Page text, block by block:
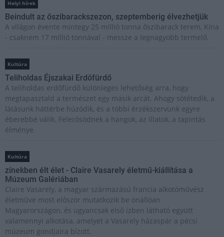
Helyi hírek
Beindult az őszibarackszezon, szeptemberig élvezhetjük
A világon évente mintegy 25 millió tonna őszibarack terem, Kína
- csaknem 17 millió tonnával - messze a legnagyobb termelő.
Kultúra
Teliholdas Éjszakai Erdőfürdő
A teliholdas erdőfürdő különleges lehetőség arra, hogy
megtapasztald a természet egy másik arcát. Ahogy sötétedik, a
látásunk háttérbe húzódik, és a többi érzékszervünk egyre
éberebbé válik. Felerősödnek a hangok, az illatok, a tapintás
élménye.
Kultúra
zínekben élt élet - Claire Vasarely életmű-kiállítása a
Múzeum Galériában
Claire Vasarely, a magyar származású francia alkotóművész
életműve most először mutatkozik be önállóan
Magyarországon, és ugyancsak első ízben látható együtt
valamennyi alkotása, amelyet a Vasarely házaspár a pécsi
múzeum gondjaira bízott.